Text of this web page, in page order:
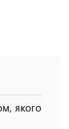
якого